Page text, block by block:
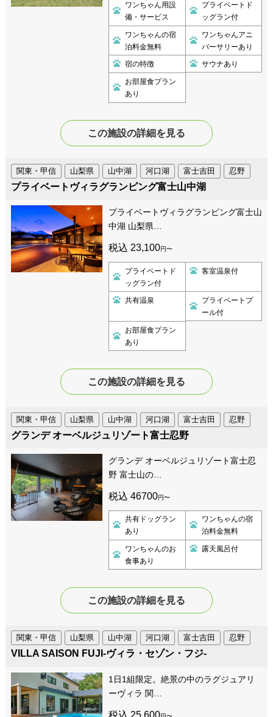
ワンちゃん用設
備・サービス
プライベートド
ッグラン付
ワンちゃんの宿
泊料金無料
ワンちゃんアニ
バーサリーあり
宿の特徴 サウナあり
お部屋食プラン
あり
この施設の詳細を見る
富士吉田 忍野
関東・甲信 山梨県 山中湖 河口湖
プライベートヴィラグランピング富士山中湖
プライベートヴィラグランピング富士山
中湖 山梨県…
税込 23,100円〜
プライベートド
ッグラン付
客室温泉付
共有温泉
プライベートプ
ール付
お部屋食プラン
あり
この施設の詳細を見る
富士吉田 忍野
関東・甲信 山梨県 山中湖 河口湖
グランデ オーベルジュリゾート富士忍野
グランデ オーベルジュリゾート富士忍
野 富士山の…
税込 46700円〜
共有ドッグラン
あり
ワンちゃんの宿
泊料金無料
ワンちゃんのお
食事あり
露天風呂付
この施設の詳細を見る
富士吉田 忍野
関東・甲信 山梨県 山中湖 河口湖
VILLA SAISON FUJI-ヴィラ・セゾン・フジ-
1日1組限定。絶景の中のラグジュアリ
ーヴィラ 関…
税込 25,600